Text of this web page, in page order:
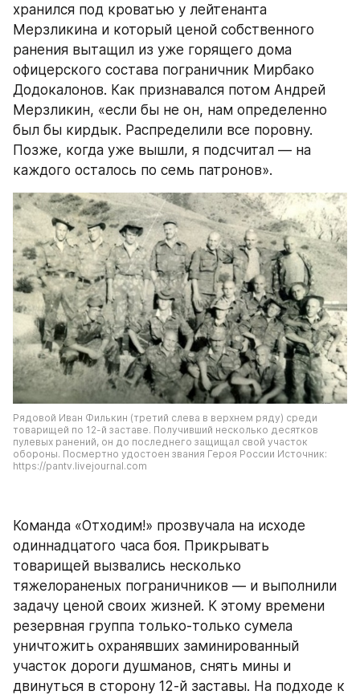
хранился под кроватью у лейтенанта
Мерзликина и который ценой собственного
ранения вытащил из уже горящего дома
офицерского состава пограничник Мирбако
Додокалонов. Как признавался потом Андрей
Мерзликин, «если бы не он, нам определенно
был бы кирдык. Распределили все поровну.
Позже, когда уже вышли, я подсчитал — на
каждого осталось по семь патронов».
Рядовой Иван Филькин (третий слева в верхнем ряду) среди
товарищей по 12-й заставе. Получивший несколько десятков
пулевых ранений, он до последнего защищал свой участок
обороны. Посмертно удостоен звания Героя России Источник:
https://pantv.livejournal.com
Команда «Отходим!» прозвучала на исходе
одиннадцатого часа боя. Прикрывать
товарищей вызвались несколько
тяжелораненых пограничников — и выполнили
задачу ценой своих жизней. К этому времени
резервная группа только-только сумела
уничтожить охранявших заминированный
участок дороги душманов, снять мины и
двинуться в сторону 12-й заставы. На подходе к